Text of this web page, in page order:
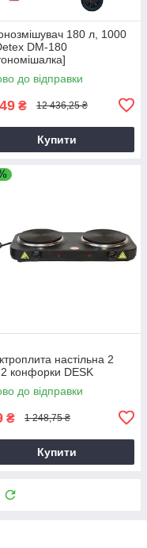
180 л, 1000
DM-180
до відправки
₴ 12 436,25 ₴
Купити
настільна 2
2 конфорки DESK
до відправки
₴ 1 248,75 ₴
Купити